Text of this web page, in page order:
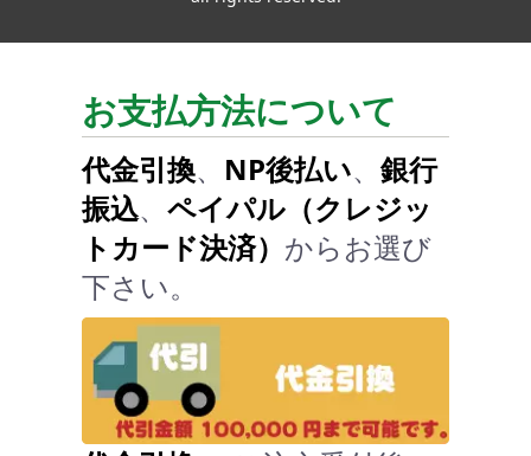
お支払方法について
代金引換、 NP後払い、 銀行
振込、 ペイパル（クレジッ
トカード決済） からお選び
下さい。